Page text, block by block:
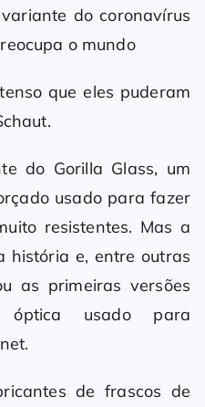
do coronavírus
o mundo
que eles puderam
do Gorilla Glass, um
usado para fazer
resistentes. Mas a
história e, entre outras
as primeiras versões
usado para
de frascos de